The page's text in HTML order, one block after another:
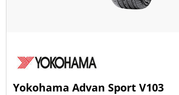
Yokohama Advan Sport V103